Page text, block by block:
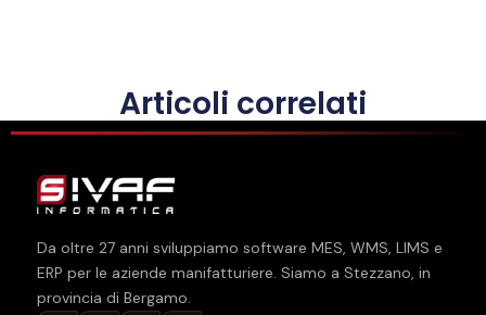
Articoli correlati
Da oltre 27 anni sviluppiamo software MES, WMS, LIMS e
ERP per le aziende manifatturiere. Siamo a Stezzano, in
provincia di Bergamo.